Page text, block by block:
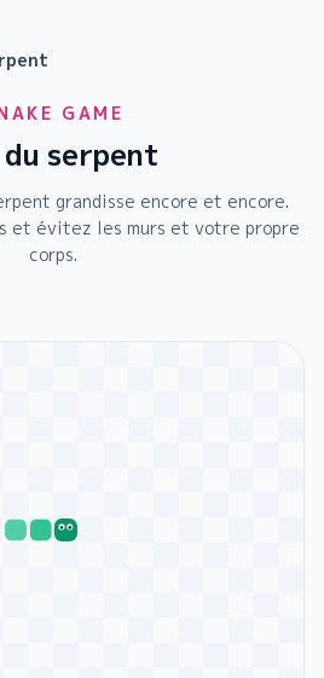
GAME
serpent
grandisse encore et encore.
et évitez les murs et votre propre
corps.